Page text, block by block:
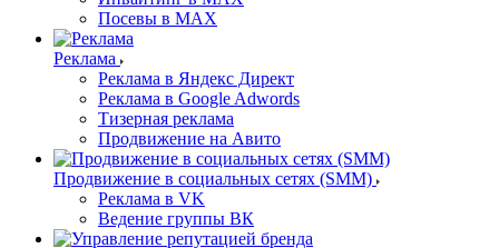
Посевы в MAX
Реклама
Реклама в Яндекс Директ
Реклама в Google Adwords
Тизерная реклама
Продвижение на Авито
Продвижение в социальных сетях (SMM)
Реклама в VK
Ведение группы ВК